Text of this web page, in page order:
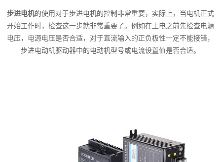
步进电机的使用对于步进电机的控制非常重要，实际上，当电机正式
开始工作时，检查这一步就非常重要了。例如在上电之前先检查电源
电压，电源电压是否合适，对于直流输入的正负极性一定不能接错，
步进电动机驱动器中的电动机型号或电流设置值是否合适。